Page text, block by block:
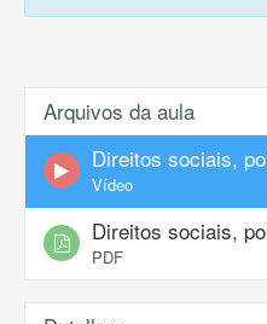
Arquivos da aula
Direitos sociais,
Vídeo
Direitos sociais,
PDF